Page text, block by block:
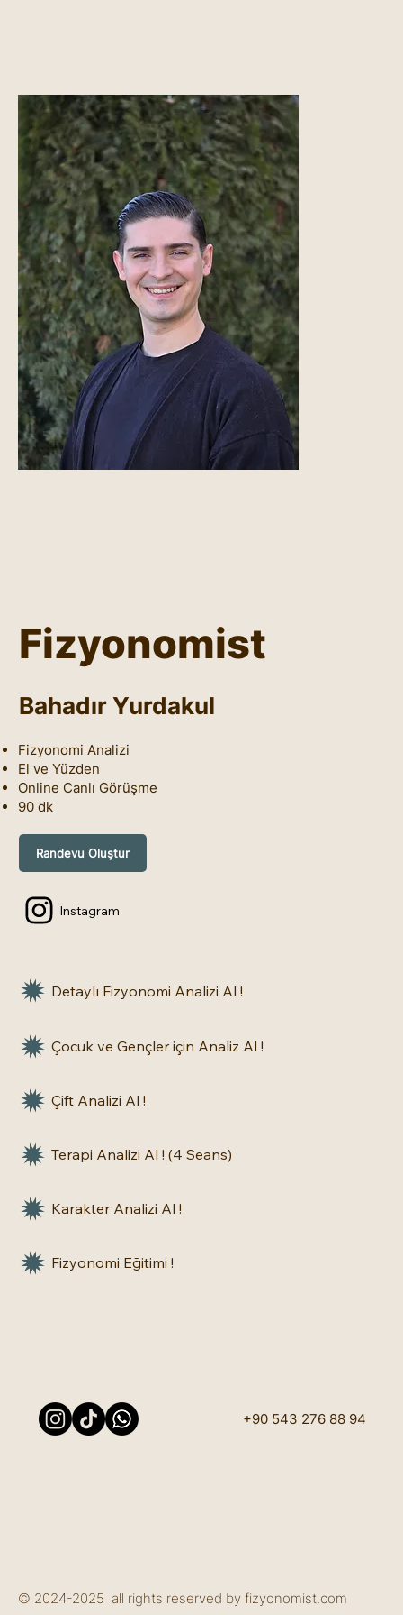
© 2024-2025 all rights reserved by fizyonomist.com
Fizyonomist
Bahadır Yurdakul
Fizyonomi Analizi
El ve Yüzden
Online Canlı Görüşme
90 dk
Randevu Oluştur
Instagram
Detaylı Fizyonomi Analizi Al !
Karakter Analizi Al !
Çocuk ve Gençler için Analiz Al !
Terapi Analizi Al ! (4 Seans)
Çift Analizi Al !
Fizyonomi Eğitimi !
+90 543 276 88 94